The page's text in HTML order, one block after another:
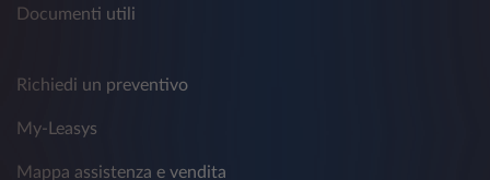
Documenti utili
Richiedi un preventivo
My-Leasys
Mappa assistenza e vendita